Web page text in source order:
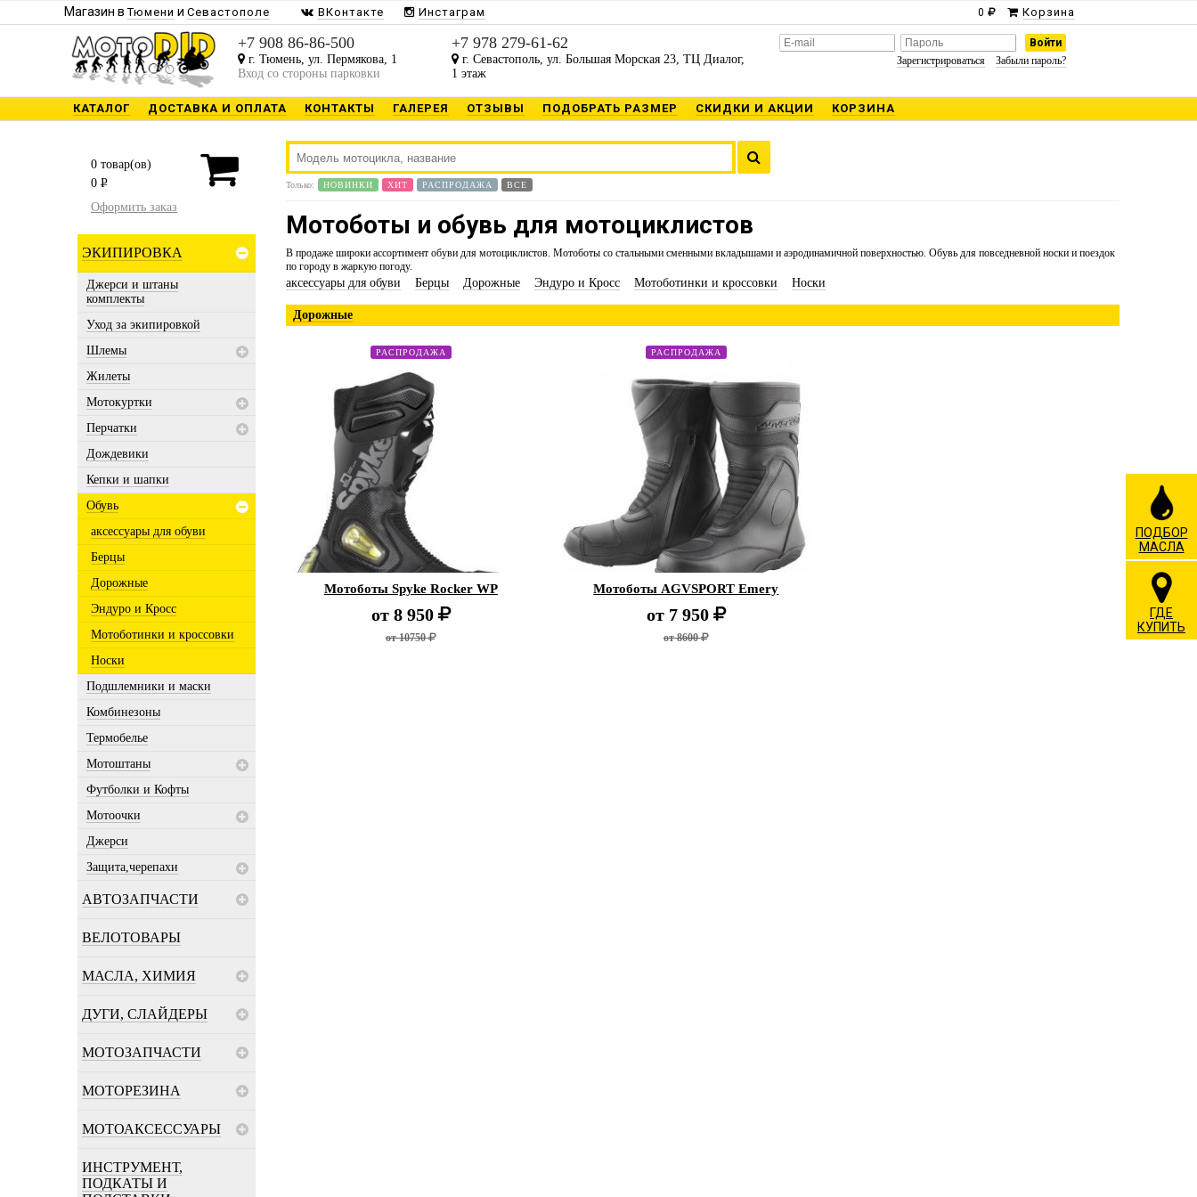
Магазин вТюмени и Севастополе ВКонтакте Инстаграм 0 Корзина
+7 908 86-86-500
г. Тюмень, ул. Пермякова, 1
Вход со стороны парковки
+7 978 279-61-62
г. Севастополь, ул. Большая Морская 23, ТЦ Диалог,
1 этаж
Зарегистрироваться Забыли пароль?
КАТАЛОГ ДОСТАВКА И ОПЛАТА КОНТАКТЫ ГАЛЕРЕЯ ОТЗЫВЫ ПОДОБРАТЬ РАЗМЕР СКИДКИ И АКЦИИ КОРЗИНА
0 товар(ов)
0 P
Оформить заказ
ЭКИПИРОВКА
Джерси и штаны
комплекты
Уход за экипировкой
Шлемы
Жилеты
Мотокуртки
Перчатки
Дождевики
Кепки и шапки
Обувь
аксессуары для обуви
Берцы
Дорожные
Эндуро и Кросс
Мотоботинки и кроссовки
Носки
Подшлемники и маски
Комбинезоны
Термобелье
Мотоштаны
Футболки и Кофты
Мотоочки
Джерси
Защита,черепахи
АВТОЗАПЧАСТИ
ВЕЛОТОВАРЫ
МАСЛА, ХИМИЯ
ДУГИ, СЛАЙДЕРЫ
МОТОЗАПЧАСТИ
МОТОРЕЗИНА
МОТОАКСЕССУАРЫ
ИНСТРУМЕНТ,
ПОДКАТЫ И
Только: НОВИНКИ ХИТ РАСПРОДАЖА ВСЕ
Мотоботы и обувь для мотоциклистов
В продаже широки ассортимент обуви для мотоциклистов. Мотоботы со стальными сменными вкладышами и аэродинамичной поверхностью. Обувь для повседневной носки и поездок
по городу в жаркую погоду.
аксессуары для обуви Берцы Дорожные Эндуро и Кросс Мотоботинки и кроссовки Носки
Дорожные
РАСПРОДАЖА
Мотоботы Spyke Rocker WP
от 8 950
от 10750
РАСПРОДАЖА
Мотоботы AGVSPORT Emery
от 7 950
от 8600
ПОДБОР
МАСЛА
ГДЕ
КУПИТЬ